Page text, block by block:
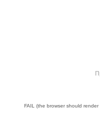
FAIL (the browser should